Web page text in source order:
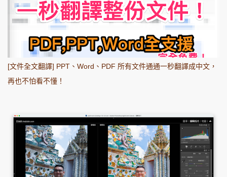
[文件全文翻譯] PPT、Word、PDF 所有文件通通一秒翻譯成中文，
再也不怕看不懂！